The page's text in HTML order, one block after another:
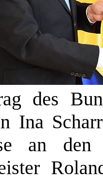
des
Ina
an den